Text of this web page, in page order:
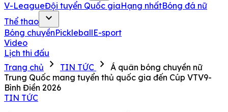
V-LeagueĐội tuyển Quốc giaHạng nhấtBóng đá nữ
Thể thao
expand_more
Bóng chuyềnPickleballE-sport
Video
Lịch thi đấu
Trang chủ
chevron_right TIN TỨC chevron_right
Á quân bóng chuyền nữ
Trung Quốc mang tuyển thủ quốc gia đến Cúp VTV9-
Bình Điền 2026
TIN TỨC